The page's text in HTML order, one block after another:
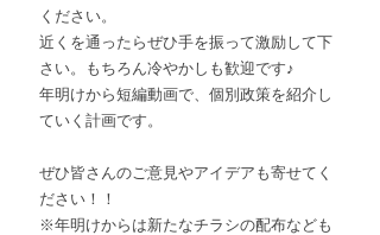
ください。
近くを通ったらぜひ手を振って激励して下
さい。もちろん冷やかしも歓迎です♪
年明けから短編動画で、個別政策を紹介し
ていく計画です。
ぜひ皆さんのご意見やアイデアも寄せてく
ださい！！
※年明けからは新たなチラシの配布なども